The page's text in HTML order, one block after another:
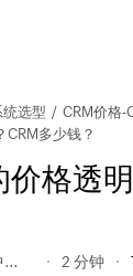
统选型 / CRM价格-
CRM多少钱？
价格透
量 2 分钟